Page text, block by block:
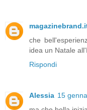
che
idea un Natale
Rispondi
Alessia 15